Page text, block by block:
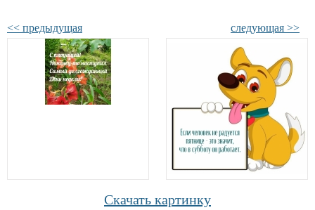
<< предыдущая следующая >>
Скачать картинку